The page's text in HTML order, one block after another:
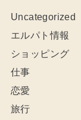
Uncategorized
エルパト情報
ショッピング
仕事
恋愛
旅行